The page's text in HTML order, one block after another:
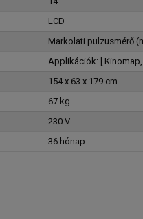
LCD
Markolati pulzusmérő
Applikációk: [
154 x 63 x 179 cm
67 kg
230 V
36 hónap